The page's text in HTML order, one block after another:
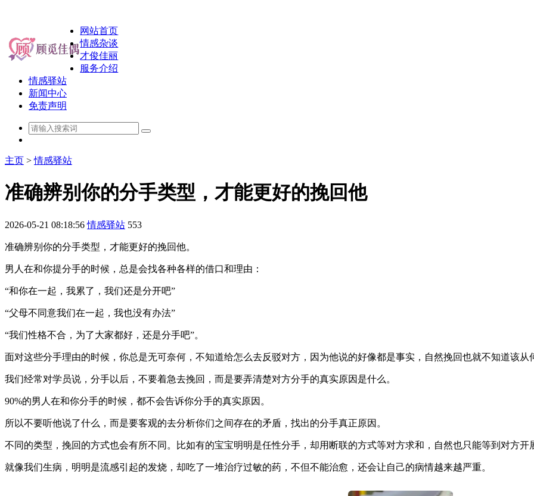
网站首页
情感杂谈
才俊佳丽
服务介绍
情感驿站
新闻中心
免责声明
主页 >情感驿站
准确辨别你的分手类型，才能更好的挽回他
2026-05-21 08:18:56 情感驿站 553
准确辨别你的分手类型，才能更好的挽回他。
男人在和你提分手的时候，总是会找各种各样的借口和理由：
“和你在一起，我累了，我们还是分开吧”
“父母不同意我们在一起，我也没有办法”
“我们性格不合，为了大家都好，还是分手吧”。
面对这些分手理由的时候，你总是无可奈何，不知道给怎么去反驳对方，因为他说的好像都是事实，自然挽回也就不知道该从
我们经常对学员说，分手以后，不要着急去挽回，而是要弄清楚对方分手的真实原因是什么。
90%的男人在和你分手的时候，都不会告诉你分手的真实原因。
所以不要听他说了什么，而是要客观的去分析你们之间存在的矛盾，找出的分手真正原因。
不同的类型，挽回的方式也会有所不同。比如有的宝宝明明是任性分手，却用断联的方式等对方求和，自然也只能等到对方开
就像我们生病，明明是流感引起的发烧，却吃了一堆治疗过敏的药，不但不能治愈，还会让自己的病情越来越严重。